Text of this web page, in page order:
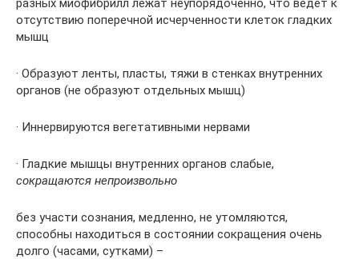
разных миофибрилл лежат неупорядоченно, что ведёт к
отсутствию поперечной исчерченности клеток гладких
мышц
· Образуют ленты, пласты, тяжи в стенках внутренних
органов (не образуют отдельных мышц)
· Иннервируются вегетативными нервами
· Гладкие мышцы внутренних органов слабые,
сокращаются непроизвольно
без участи сознания, медленно, не утомляются,
способны находиться в состоянии сокращения очень
долго (часами, сутками) –